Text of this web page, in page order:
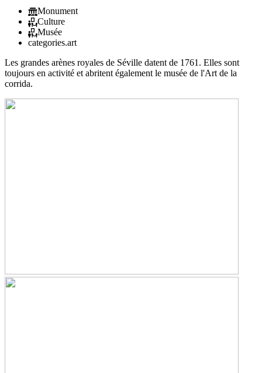
Monument
Culture
Musée
categories.art
Les grandes arènes royales de Séville datent de 1761. Elles sont
toujours en activité et abritent également le musée de l'Art de la
corrida.